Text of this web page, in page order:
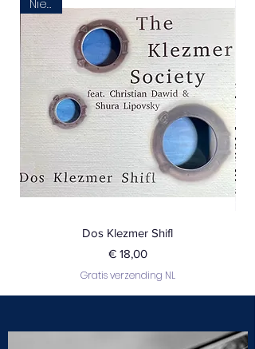
Nieuw
Dos Klezmer Shifl
Prijs
€ 18,00
Gratis verzending NL